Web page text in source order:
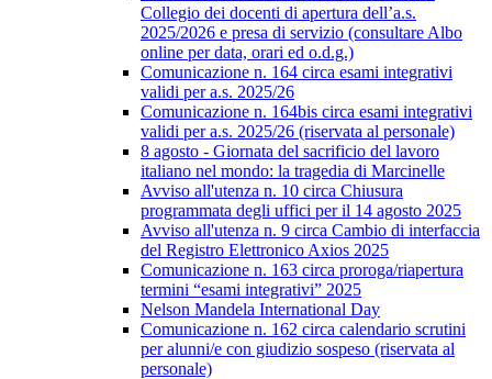
Collegio dei docenti di apertura dell’a.s.
2025/2026 e presa di servizio (consultare Albo
online per data, orari ed o.d.g.)
Comunicazione n. 164 circa esami integrativi
validi per a.s. 2025/26
Comunicazione n. 164bis circa esami integrativi
validi per a.s. 2025/26 (riservata al personale)
8 agosto - Giornata del sacrificio del lavoro
italiano nel mondo: la tragedia di Marcinelle
Avviso all'utenza n. 10 circa Chiusura
programmata degli uffici per il 14 agosto 2025
Avviso all'utenza n. 9 circa Cambio di interfaccia
del Registro Elettronico Axios 2025
Comunicazione n. 163 circa proroga/riapertura
termini “esami integrativi” 2025
Nelson Mandela International Day
Comunicazione n. 162 circa calendario scrutini
per alunni/e con giudizio sospeso (riservata al
personale)